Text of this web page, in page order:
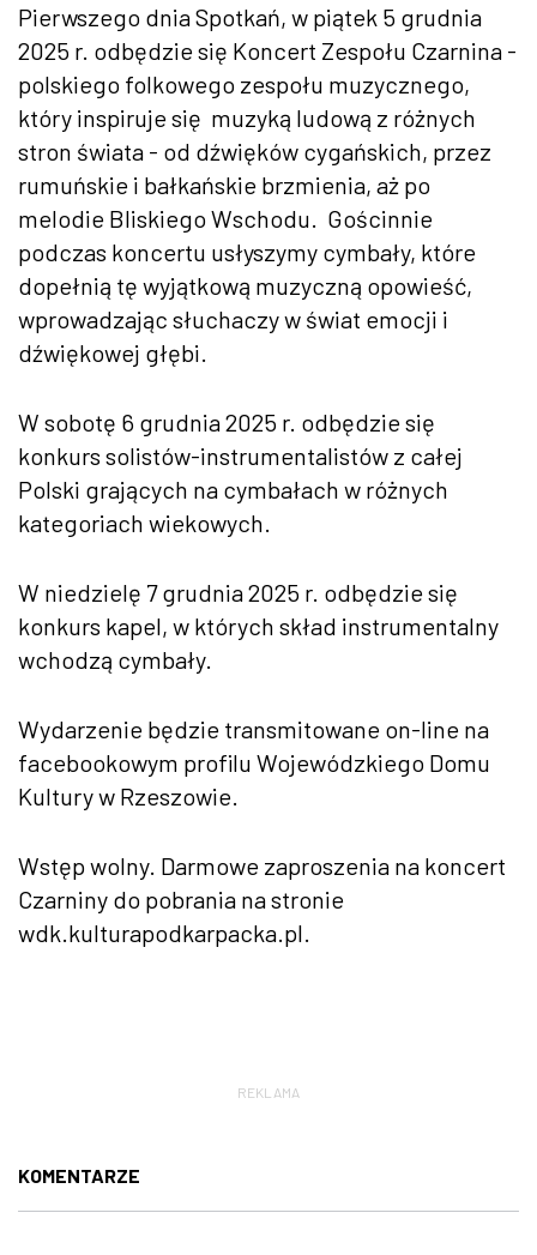
Pierwszego dnia Spotkań, w piątek 5 grudnia
2025 r. odbędzie się Koncert Zespołu Czarnina -
polskiego folkowego zespołu muzycznego,
który inspiruje się muzyką ludową z różnych
stron świata - od dźwięków cygańskich, przez
rumuńskie i bałkańskie brzmienia, aż po
melodie Bliskiego Wschodu. Gościnnie
podczas koncertu usłyszymy cymbały, które
dopełnią tę wyjątkową muzyczną opowieść,
wprowadzając słuchaczy w świat emocji i
dźwiękowej głębi.
W sobotę 6 grudnia 2025 r. odbędzie się
konkurs solistów-instrumentalistów z całej
Polski grających na cymbałach w różnych
kategoriach wiekowych.
W niedzielę 7 grudnia 2025 r. odbędzie się
konkurs kapel, w których skład instrumentalny
wchodzą cymbały.
Wydarzenie będzie transmitowane on-line na
facebookowym profilu Wojewódzkiego Domu
Kultury w Rzeszowie.
Wstęp wolny. Darmowe zaproszenia na koncert
Czarniny do pobrania na stronie
wdk.kulturapodkarpacka.pl.
REKLAMA
KOMENTARZE